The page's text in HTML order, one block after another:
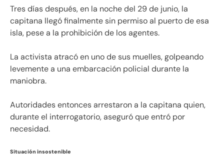
Tres días después, en la noche del 29 de junio, la
capitana llegó finalmente sin permiso al puerto de esa
isla, pese a la prohibición de los agentes.
La activista atracó en uno de sus muelles, golpeando
levemente a una embarcación policial durante la
maniobra.
Autoridades entonces arrestaron a la capitana quien,
durante el interrogatorio, aseguró que entró por
necesidad.
Situación insostenible